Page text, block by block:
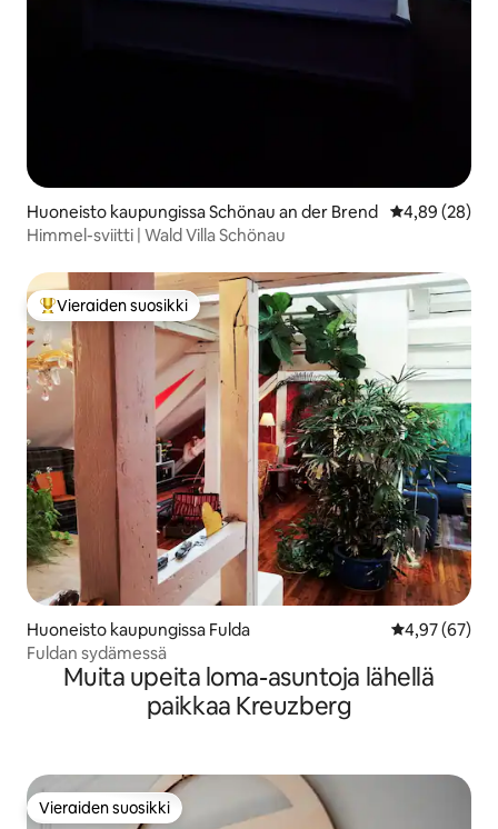
Huoneisto kaupungissa Schönau an der Brend
4,89 (28)
Himmel-sviitti | Wald Villa Schönau
Vieraiden suosikkien parhaimmistoa
Vieraiden suosikki
Huoneisto kaupungissa Fulda
4,97 (67)
Fuldan sydämessä
Muita upeita loma-asuntoja lähellä
paikkaa Kreuzberg
Vieraiden suosikki
Vieraiden suosikki